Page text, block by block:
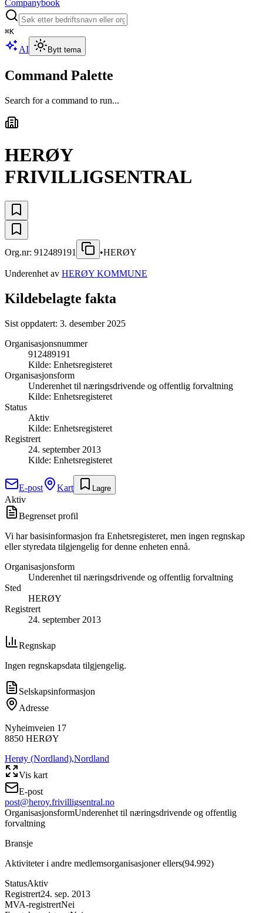
Companybook
⌘K
AI Bytt tema
Command Palette
Search for a command to run...
HERØY
FRIVILLIGSENTRAL
Org.nr: 912489191 •HERØY
Underenhet av HERØY KOMMUNE
Kildebelagte fakta
Sist oppdatert: 3. desember 2025
Organisasjonsnummer
912489191
Kilde: Enhetsregisteret
Organisasjonsform
Underenhet til næringsdrivende og offentlig forvaltning
Kilde: Enhetsregisteret
Status
Aktiv
Kilde: Enhetsregisteret
Registrert
24. september 2013
Kilde: Enhetsregisteret
E-post Kart Lagre
Aktiv
Begrenset profil
Vi har basisinformasjon fra Enhetsregisteret, men ingen regnskap
eller styredata tilgjengelig for denne enheten ennå.
Organisasjonsform
Underenhet til næringsdrivende og offentlig forvaltning
Sted
HERØY
Registrert
24. september 2013
Regnskap
Ingen regnskapsdata tilgjengelig.
Selskapsinformasjon
Adresse
Nyheimveien 17
8850 HERØY
Herøy (Nordland),Nordland
Vis kart
E-post
post@heroy.frivilligsentral.no
OrganisasjonsformUnderenhet til næringsdrivende og offentlig
forvaltning
Bransje
Aktiviteter i andre medlemsorganisasjoner ellers(94.992)
StatusAktiv
Registrert24. sep. 2013
MVA-registrertNei